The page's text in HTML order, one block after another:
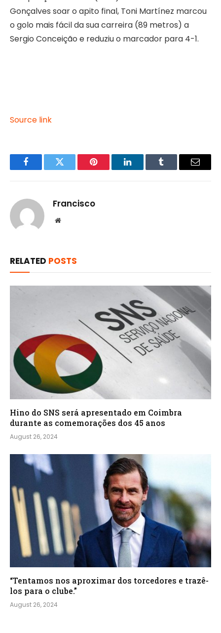
Gonçalves soar o apito final, Toni Martínez marcou
o golo mais fácil da sua carreira (89 metros) a
Sergio Conceição e reduziu o marcador para 4-1.
Source link
FacebookTwitter Pinterest LinkedInTumblr Email
Francisco
Website
RELATED POSTS
Hino do SNS será apresentado em Coimbra
durante as comemorações dos 45 anos
August 26, 2024
“Tentamos nos aproximar dos torcedores e trazê-
los para o clube.”
August 26, 2024